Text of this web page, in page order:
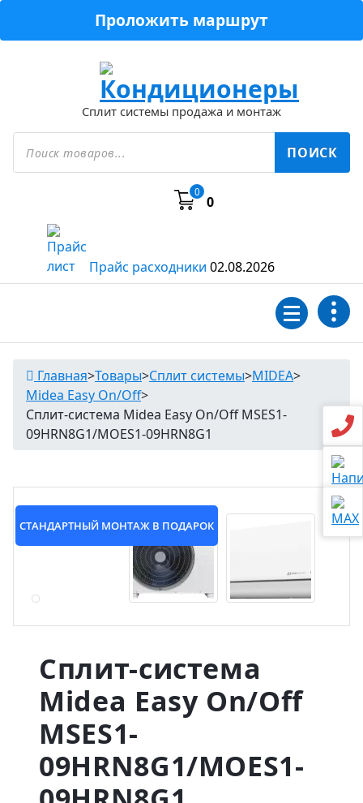
Проложить маршрут
Сплит системы продажа и монтаж
Поиск
товаров ПОИСК
0
0
Прайс расходники 02.08.2026
Главная>Товары>Сплит системы>MIDEA>
Midea Easy On/Off>
Сплит-система Midea Easy On/Off MSES1-
09HRN8G1/MOES1-09HRN8G1
СТАНДАРТНЫЙ МОНТАЖ В ПОДАРОК
Сплит-система
Midea Easy On/Off
MSES1-
09HRN8G1/MOES1-